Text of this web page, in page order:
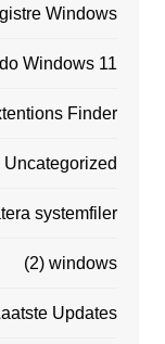
Windows
Windows 11
Finder
Uncategorized
systemfiler
windows
(2)
Updates